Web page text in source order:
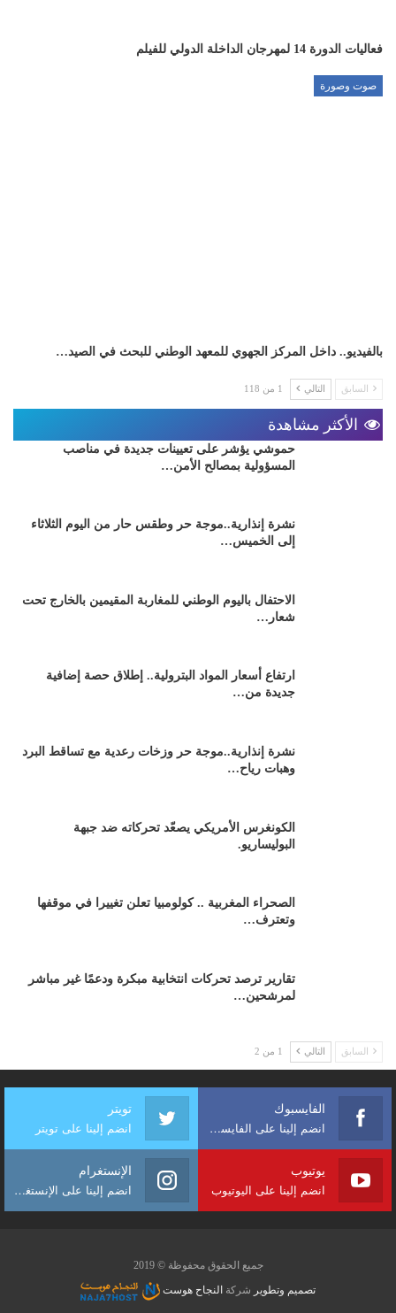
فعاليات الدورة 14 لمهرجان الداخلة الدولي للفيلم
صوت وصورة
بالفيديو.. داخل المركز الجهوي للمعهد الوطني للبحث في الصيد…
السابق التالي 1 من 118
الأكثر مشاهدة
حموشي يؤشر على تعيينات جديدة في مناصب
المسؤولية بمصالح الأمن…
نشرة إنذارية..موجة حر وطقس حار من اليوم الثلاثاء
إلى الخميس…
الاحتفال باليوم الوطني للمغاربة المقيمين بالخارج تحت
شعار…
ارتفاع أسعار المواد البترولية.. إطلاق حصة إضافية
جديدة من…
نشرة إنذارية..موجة حر وزخات رعدية مع تساقط البرد
وهبات رياح…
الكونغرس الأمريكي يصعّد تحركاته ضد جبهة
البوليساريو.
الصحراء المغربية .. كولومبيا تعلن تغييرا في موقفها
وتعترف…
تقارير ترصد تحركات انتخابية مبكرة ودعمًا غير مباشر
لمرشحين…
السابق التالي 1 من 2
الفايسبوك
انضم إلينا على الفايسبوك
تويتر
انضم إلينا على تويتر
يوتيوب
انضم إلينا على اليوتيوب
الإنستغرام
انضم إلينا على الإنستغرام
جميع الحقوق محفوظة © 2019
تصميم وتطوير شركة النجاح هوست